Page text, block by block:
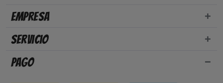
Empresa
Servicio
Pago